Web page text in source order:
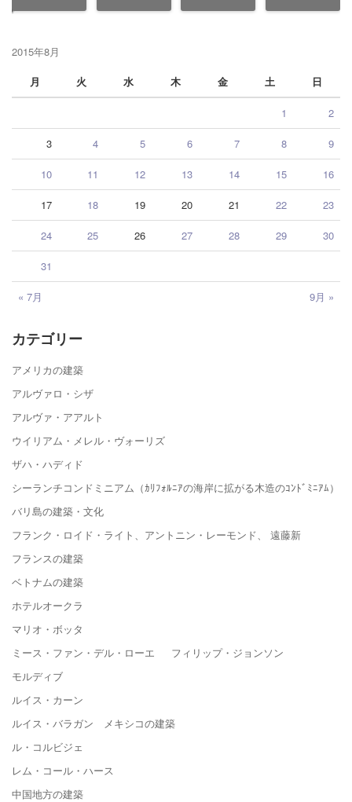
2015年8月
月
火 水 木 金 土 日
« 7月 9月 »
1 2
3 4 5 6 7 8 9
10 11 12 13 14 15 16
17 18 19 20 21 22 23
24 25 26 27 28 29 30
31
カテゴリー
アメリカの建築
アルヴァロ・シザ
アルヴァ・アアルト
ウイリアム・メレル・ヴォーリズ
ザハ・ハディド
シーランチコンドミニアム（ｶﾘﾌｫﾙﾆｱの海岸に拡がる木造のｺﾝﾄﾞﾐﾆｱﾑ）
バリ島の建築・文化
フランク・ロイド・ライト、アントニン・レーモンド、 遠藤新
フランスの建築
ベトナムの建築
ホテルオークラ
マリオ・ボッタ
ミース・ファン・デル・ローエ フィリップ・ジョンソン
モルディブ
ルイス・カーン
ルイス・バラガン メキシコの建築
ル・コルビジェ
レム・コール・ハース
中国地方の建築